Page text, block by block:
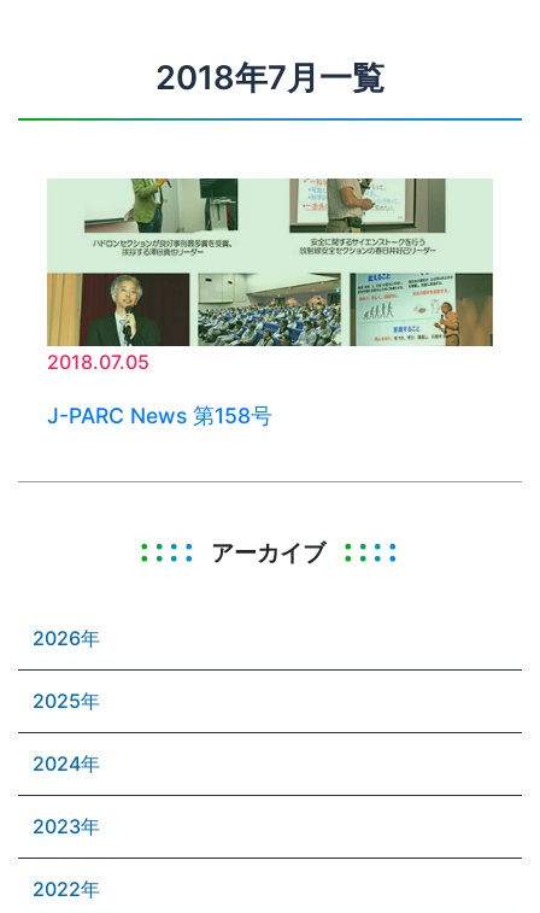
2018年7月一覧
2018.07.05
J-PARC News 第158号
アーカイブ
2026年
2025年
2024年
2023年
2022年